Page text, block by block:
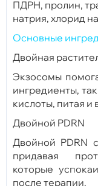
ПДРН, пролин,
натрия, хлорид
Основные
Двойная
Экзосомы
ингредиенты,
кислоты, питая и
Двойной PDRN
Двойной PDRN
придавая
которые
после терапии.